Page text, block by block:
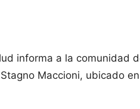
informa a la comunidad
Maccioni, ubicado